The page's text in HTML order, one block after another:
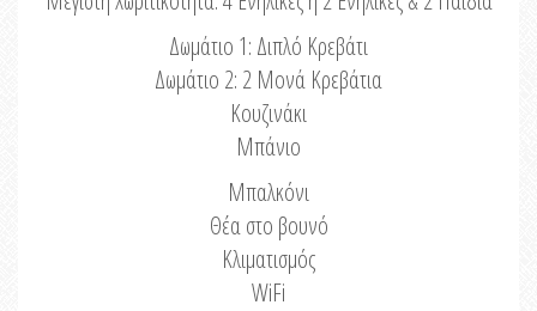
Δωμάτιο 1: Διπλό Κρεβάτι
Δωμάτιο 2: 2 Μονά Κρεβάτια
Κουζινάκι
Μπάνιο
Μπαλκόνι
Θέα στο βουνό
Κλιματισμός
WiFi